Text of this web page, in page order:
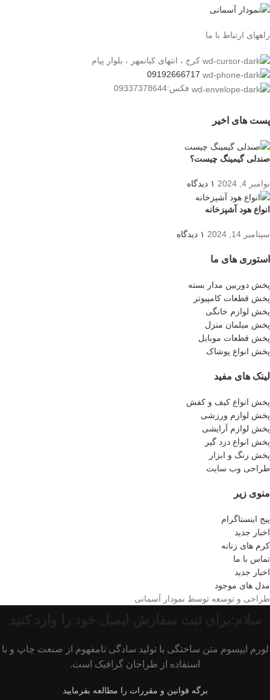
راههای ارتباط با ما
کرج ، انتهای کیانمهر ، بلوار پیام
09192666717
فکس:09337378644
پست های اخیر
صندلی گیمینگ چیست؟
نوامبر 4, 2024 ۱ دیدگاه
انواع هود آشپزخانه
سپتامبر 14, 2024 ۱ دیدگاه
استوری های ما
پخش دوربین مدار بسته
پخش قطعات کامپیوتر
پخش لوازم خانگی
پخش مبلمان منزل
پخش قطعات موبایل
پخش انواع پوشاک
لینک های مفید
پخش انواع کیف و کفش
پخش لوازم ورزشی
پخش لوازم آرایشی
پخش انواع دزد گیر
پخش رنگ و ابزار
طراحی وب سایت
منوی زیر
پیج اینستاگرام
اخبار جدید
کرم های زنانه
تماس با ما
اخبار جدید
مدل های موجود
طراحی و توسعه توسط نمودار آسمانی
لورم ایپسوم متن ساختگی با تولید سادگی نامفهوم از صنعت چاپ و با
استفاده از طراحان گرافیک است.
برگه قوانین و مقررات را مطالعه بفرمایید